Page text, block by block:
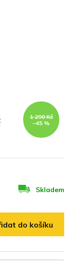
1 290 Kč
–45 %
Skladem
do košíku